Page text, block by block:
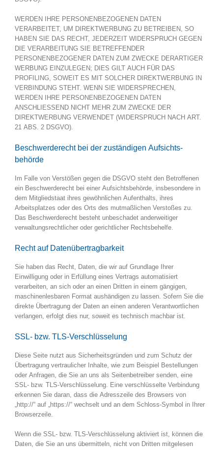
WERDEN IHRE PERSONENBEZOGENEN DATEN
VERARBEITET, UM DIREKTWERBUNG ZU BETREIBEN, SO
HABEN SIE DAS RECHT, JEDERZEIT WIDERSPRUCH GEGEN
DIE VERARBEITUNG SIE BETREFFENDER
PERSONENBEZOGENER DATEN ZUM ZWECKE DERARTIGER
WERBUNG EINZULEGEN; DIES GILT AUCH FÜR DAS
PROFILING, SOWEIT ES MIT SOLCHER DIREKTWERBUNG IN
VERBINDUNG STEHT. WENN SIE WIDERSPRECHEN,
WERDEN IHRE PERSONENBEZOGENEN DATEN
ANSCHLIESSEND NICHT MEHR ZUM ZWECKE DER
DIREKTWERBUNG VERWENDET (WIDERSPRUCH NACH ART.
21 ABS. 2 DSGVO).
Beschwerde­recht bei der zuständigen Aufsichts­
behörde
Im Falle von Verstößen gegen die DSGVO steht den Betroffenen
ein Beschwerderecht bei einer Aufsichtsbehörde, insbesondere in
dem Mitgliedstaat ihres gewöhnlichen Aufenthalts, ihres
Arbeitsplatzes oder des Orts des mutmaßlichen Verstoßes zu.
Das Beschwerderecht besteht unbeschadet anderweitiger
verwaltungsrechtlicher oder gerichtlicher Rechtsbehelfe.
Recht auf Daten­übertrag­barkeit
Sie haben das Recht, Daten, die wir auf Grundlage Ihrer
Einwilligung oder in Erfüllung eines Vertrags automatisiert
verarbeiten, an sich oder an einen Dritten in einem gängigen,
maschinenlesbaren Format aushändigen zu lassen. Sofern Sie die
direkte Übertragung der Daten an einen anderen Verantwortlichen
verlangen, erfolgt dies nur, soweit es technisch machbar ist.
SSL- bzw. TLS-Verschlüsselung
Diese Seite nutzt aus Sicherheitsgründen und zum Schutz der
Übertragung vertraulicher Inhalte, wie zum Beispiel Bestellungen
oder Anfragen, die Sie an uns als Seitenbetreiber senden, eine
SSL- bzw. TLS-Verschlüsselung. Eine verschlüsselte Verbindung
erkennen Sie daran, dass die Adresszeile des Browsers von
„http://“ auf „https://“ wechselt und an dem Schloss-Symbol in Ihrer
Browserzeile.
Wenn die SSL- bzw. TLS-Verschlüsselung aktiviert ist, können die
Daten, die Sie an uns übermitteln, nicht von Dritten mitgelesen